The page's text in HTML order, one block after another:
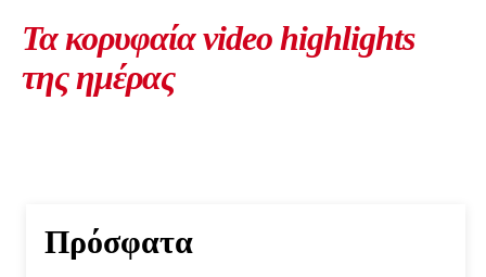
Τα κορυφαία video highlights
της ημέρας
Πρόσφατα